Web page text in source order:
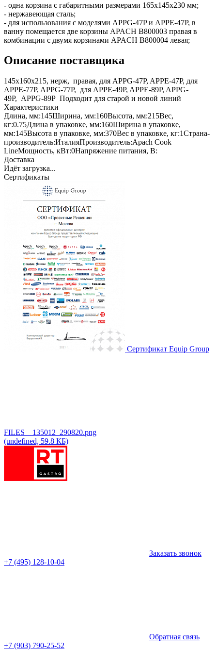
- одна корзина с габаритными размерами 165х145х230 мм;
- нержавеющая сталь;
- для использования с моделями APPG-47P и APPE-47P, в
ванну помещается две корзины APACH B800003 правая в
комбинации с двумя корзинами APACH B800004 левая;
Описание поставщика
145x160x215, нерж, правая, для APPG-47P, APPE-47P, для
APPE-77P, APPG-77P, для APPE-49P, APPE-89P, APPG-
49P, APPG-89P Подходит для старой и новой линий
Характеристики
Длина, мм:145Ширина, мм:160Высота, мм:215Вес,
кг:0.75Длина в упаковке, мм:160Ширина в упаковке,
мм:145Высота в упаковке, мм:370Вес в упаковке, кг:1Страна-
производитель:ИталияПроизводитель:Apach Cook
LineМощность, кВт:0Напряжение питания, В:
Доставка
Идёт загрузка...
Сертификаты
Сертификат Equip Group
FILES__135012_290820.png
(undefined, 59.8 КБ)
Заказать звонок
+7 (495) 128-10-04
Обратная связь
+7 (903) 790-25-52